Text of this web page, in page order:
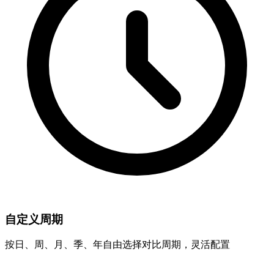
自定义周期
按日、周、月、季、年自由选择对比周期，灵活配置